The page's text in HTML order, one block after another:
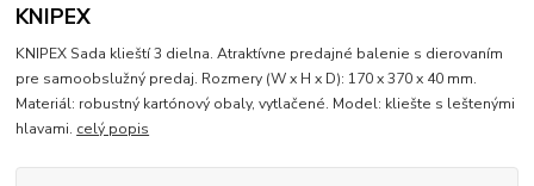
KNIPEX
KNIPEX Sada klieští 3 dielna. Atraktívne predajné balenie s dierovaním
pre samoobslužný predaj. Rozmery (W x H x D): 170 x 370 x 40 mm.
Materiál: robustný kartónový obaly, vytlačené. Model: kliešte s leštenými
hlavami. celý popis